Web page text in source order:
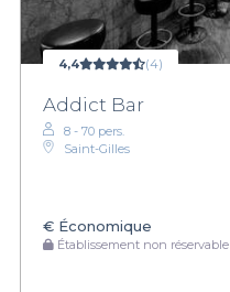
4,4 (4)
Addict Bar
8 - 70 pers.
Saint-Gilles
€ Économique
Établissement non réservable